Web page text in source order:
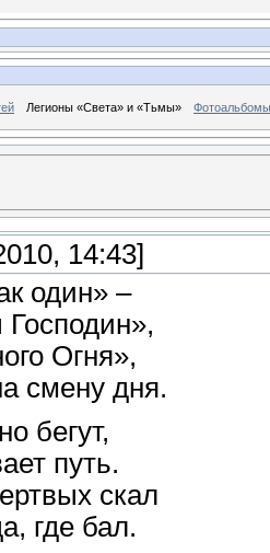
Легионы «Света» и «Тьмы» Фотоальбомы
14:43]
один» –
Огня»,
смену дня.
бегут,
путь.
скал
где бал.